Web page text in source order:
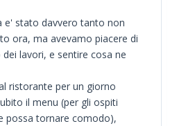
e' stato davvero tanto non
ora, ma avevamo piacere di
lavori, e sentire cosa ne
ristorante per un giorno
il menu (per gli ospiti
possa tornare comodo),